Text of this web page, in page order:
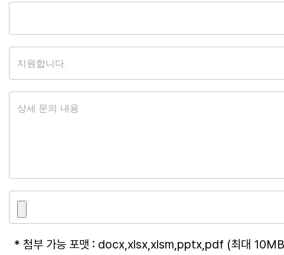
* 첨부 가능 포맷 : docx,xlsx,xlsm,pptx,pdf (최대